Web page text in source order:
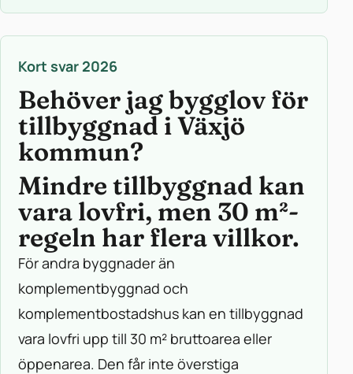
Kort svar 2026
Behöver jag bygglov för
tillbyggnad i Växjö
kommun?
Mindre tillbyggnad kan
vara lovfri, men 30 m²-
regeln har flera villkor.
För andra byggnader än
komplementbyggnad och
komplementbostadshus kan en tillbyggnad
vara lovfri upp till 30 m² bruttoarea eller
öppenarea. Den får inte överstiga